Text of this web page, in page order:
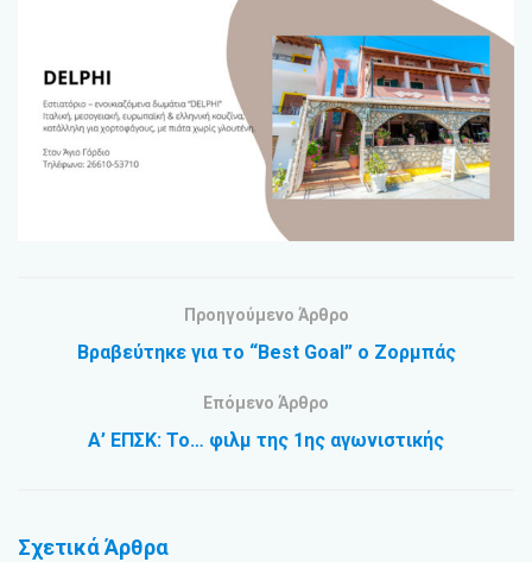
Προηγούμενο Άρθρο
Βραβεύτηκε για το “Best Goal” ο Ζορμπάς
Επόμενο Άρθρο
Α’ ΕΠΣΚ: Το… φιλμ της 1ης αγωνιστικής
ΣχετικάΆρθρα